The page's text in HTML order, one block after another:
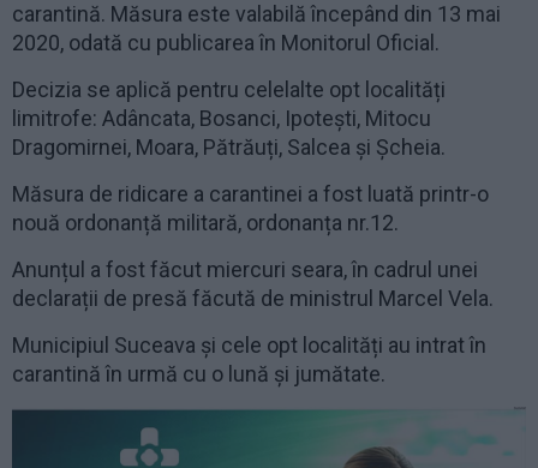
carantină. Măsura este valabilă începând din 13 mai
2020, odată cu publicarea în Monitorul Oficial.
Decizia se aplică pentru celelalte opt localități
limitrofe: Adâncata, Bosanci, Ipotești, Mitocu
Dragomirnei, Moara, Pătrăuți, Salcea și Șcheia.
Măsura de ridicare a carantinei a fost luată printr-o
nouă ordonanță militară, ordonanța nr.12.
Anunțul a fost făcut miercuri seara, în cadrul unei
declarații de presă făcută de ministrul Marcel Vela.
Municipiul Suceava și cele opt localități au intrat în
carantină în urmă cu o lună și jumătate.